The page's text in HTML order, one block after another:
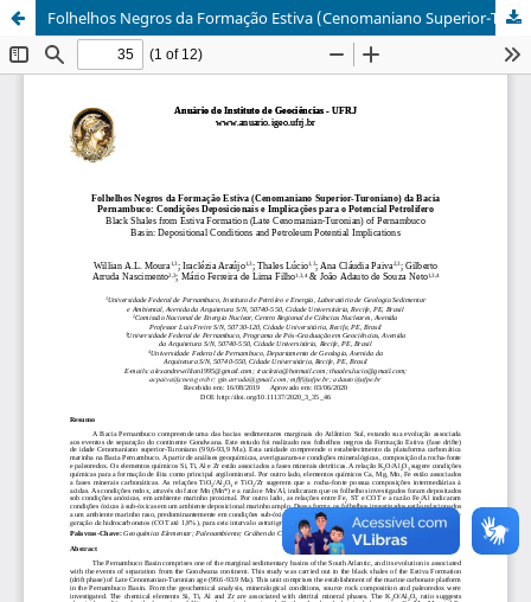
Folhelhos Negros da Formação Estiva (Cenomaniano Superior-Turoniano) da Bacia Pernambuco: Condições Deposicionais e Implicações para o Potencial Petrolífero